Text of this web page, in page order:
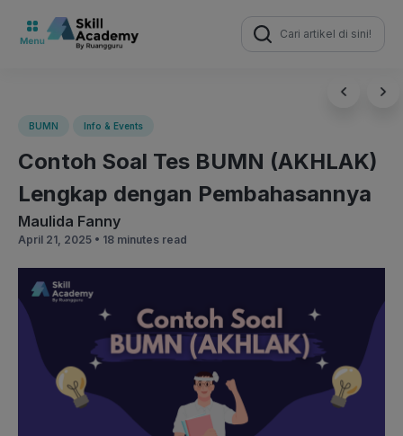
Search
for:
BUMN Info & Events
Contoh Soal Tes BUMN (AKHLAK)
Lengkap dengan Pembahasannya
Maulida Fanny
April 21, 2025 • 18 minutes read